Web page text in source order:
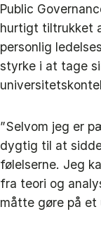
Public
hurtigt tiltrukket
personlig
styrke i at tage
”Selvom jeg er
dygtig til at
følelserne. Jeg
fra teori og
måtte gøre på et